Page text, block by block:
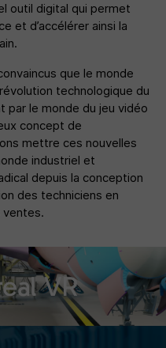
outil digital qui permet
et d’accélérer ainsi la
que le monde
technologique du
par le monde du jeu vidéo
concept de
mettre ces nouvelles
industriel et
depuis la conception
des techniciens en
ventes.
VR